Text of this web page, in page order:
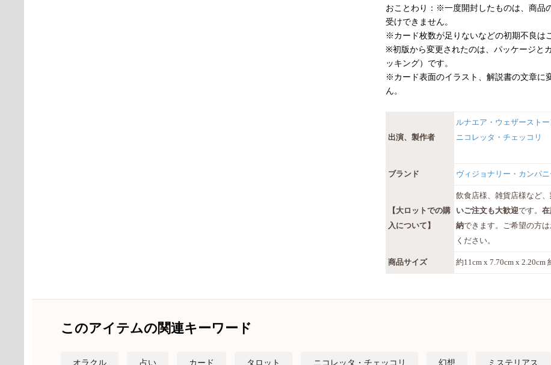
おことわり：※一度開封したものは、商品
受けできません。
※カード枚数が足りないなどの初期不良は
※初版から変更されたのは、パッケージと
ッキング）です。
※カード表面のイラスト、解説書の文章に
ん。
出演、製作者
ルナエア・ウェザーストー
ニコレッタ・チェッコリ
ブランド ヴィジョナリー・カンパニ
【大ロットでの購
入について】
飲食店様、雑貨店様など、
いご注文も大歓迎です。
納できます。ご希望の方
ください。
商品サイズ 約11cm x 7.70cm x 2.20cm
このアイテムの関連キーワード
オラクル 占い カード タロット ニコレッタ・チェッコリ 幻想 ミステリアス